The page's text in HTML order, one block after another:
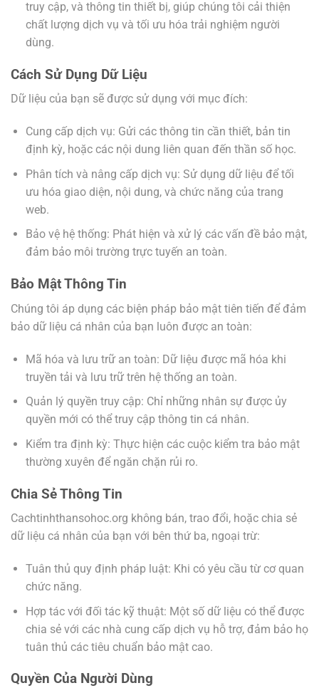
truy cập, và thông tin thiết bị, giúp chúng tôi cải thiện
chất lượng dịch vụ và tối ưu hóa trải nghiệm người
dùng.
Cách Sử Dụng Dữ Liệu
Dữ liệu của bạn sẽ được sử dụng với mục đích:
Cung cấp dịch vụ: Gửi các thông tin cần thiết, bản tin
định kỳ, hoặc các nội dung liên quan đến thần số học.
Phân tích và nâng cấp dịch vụ: Sử dụng dữ liệu để tối
ưu hóa giao diện, nội dung, và chức năng của trang
web.
Bảo vệ hệ thống: Phát hiện và xử lý các vấn đề bảo mật,
đảm bảo môi trường trực tuyến an toàn.
Bảo Mật Thông Tin
Chúng tôi áp dụng các biện pháp bảo mật tiên tiến để đảm
bảo dữ liệu cá nhân của bạn luôn được an toàn:
Mã hóa và lưu trữ an toàn: Dữ liệu được mã hóa khi
truyền tải và lưu trữ trên hệ thống an toàn.
Quản lý quyền truy cập: Chỉ những nhân sự được ủy
quyền mới có thể truy cập thông tin cá nhân.
Kiểm tra định kỳ: Thực hiện các cuộc kiểm tra bảo mật
thường xuyên để ngăn chặn rủi ro.
Chia Sẻ Thông Tin
Cachtinhthansohoc.org không bán, trao đổi, hoặc chia sẻ
dữ liệu cá nhân của bạn với bên thứ ba, ngoại trừ:
Tuân thủ quy định pháp luật: Khi có yêu cầu từ cơ quan
chức năng.
Hợp tác với đối tác kỹ thuật: Một số dữ liệu có thể được
chia sẻ với các nhà cung cấp dịch vụ hỗ trợ, đảm bảo họ
tuân thủ các tiêu chuẩn bảo mật cao.
Quyền Của Người Dùng